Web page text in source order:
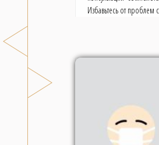
Избавьтесь от проблем